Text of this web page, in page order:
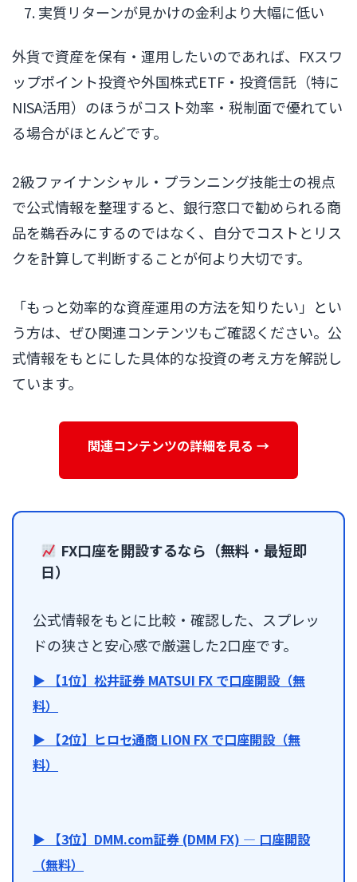
実質リターンが見かけの金利より大幅に低い
外貨で資産を保有・運用したいのであれば、FXスワ
ップポイント投資や外国株式ETF・投資信託（特に
NISA活用）のほうがコスト効率・税制面で優れてい
る場合がほとんどです。
2級ファイナンシャル・プランニング技能士の視点
で公式情報を整理すると、銀行窓口で勧められる商
品を鵜呑みにするのではなく、自分でコストとリス
クを計算して判断することが何より大切です。
「もっと効率的な資産運用の方法を知りたい」とい
う方は、ぜひ関連コンテンツもご確認ください。公
式情報をもとにした具体的な投資の考え方を解説し
ています。
関連コンテンツの詳細を見る →
FX口座を開設するなら（無料・最短即
日）
公式情報をもとに比較・確認した、スプレッ
ドの狭さと安心感で厳選した2口座です。
▶ 【1位】松井証券 MATSUI FX で口座開設（無
料）
▶ 【2位】ヒロセ通商 LION FX で口座開設（無
料）
▶ 【3位】DMM.com証券 (DMM FX) — 口座開設
（無料）